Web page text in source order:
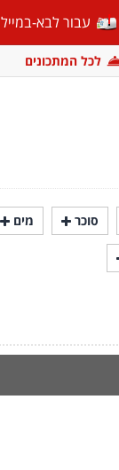
עבור לבא-במייל
לכל המתכונים
סוכר מים